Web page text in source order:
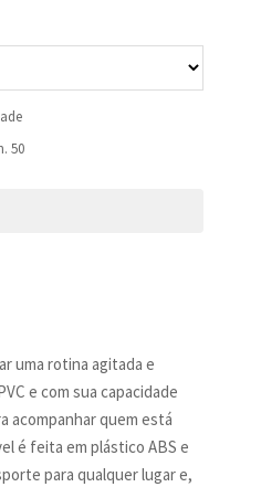
50
uma rotina agitada e
e com sua capacidade
acompanhar quem está
é feita em plástico ABS e
para qualquer lugar e,